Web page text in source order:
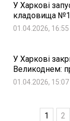
У Харкові
кладовища
01.04.2026, 16:55
У Харкові
Великоднем:
01.04.2026, 15:07
1 2